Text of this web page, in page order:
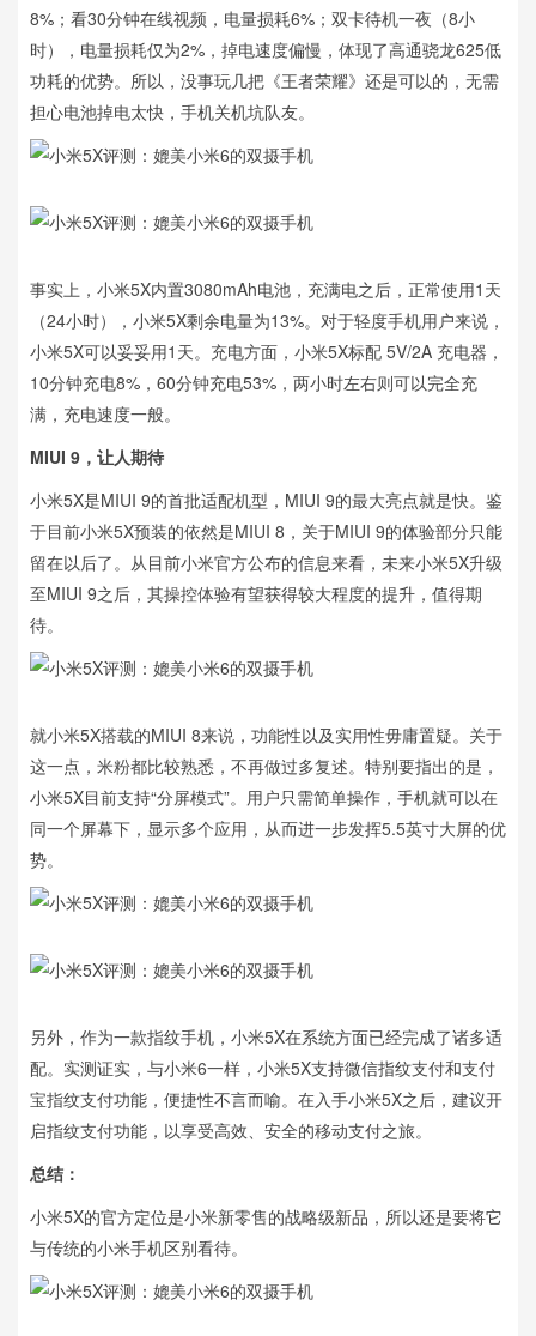
8%；看30分钟在线视频，电量损耗6%；双卡待机一夜（8小
时），电量损耗仅为2%，掉电速度偏慢，体现了高通骁龙625低
功耗的优势。所以，没事玩几把《王者荣耀》还是可以的，无需
担心电池掉电太快，手机关机坑队友。
事实上，小米5X内置3080mAh电池，充满电之后，正常使用1天
（24小时），小米5X剩余电量为13%。对于轻度手机用户来说，
小米5X可以妥妥用1天。充电方面，小米5X标配 5V/2A 充电器，
10分钟充电8%，60分钟充电53%，两小时左右则可以完全充
满，充电速度一般。
MIUI 9，让人期待
小米5X是MIUI 9的首批适配机型，MIUI 9的最大亮点就是快。鉴
于目前小米5X预装的依然是MIUI 8，关于MIUI 9的体验部分只能
留在以后了。从目前小米官方公布的信息来看，未来小米5X升级
至MIUI 9之后，其操控体验有望获得较大程度的提升，值得期
待。
就小米5X搭载的MIUI 8来说，功能性以及实用性毋庸置疑。关于
这一点，米粉都比较熟悉，不再做过多复述。特别要指出的是，
小米5X目前支持“分屏模式”。用户只需简单操作，手机就可以在
同一个屏幕下，显示多个应用，从而进一步发挥5.5英寸大屏的优
势。
另外，作为一款指纹手机，小米5X在系统方面已经完成了诸多适
配。实测证实，与小米6一样，小米5X支持微信指纹支付和支付
宝指纹支付功能，便捷性不言而喻。在入手小米5X之后，建议开
启指纹支付功能，以享受高效、安全的移动支付之旅。
总结：
小米5X的官方定位是小米新零售的战略级新品，所以还是要将它
与传统的小米手机区别看待。